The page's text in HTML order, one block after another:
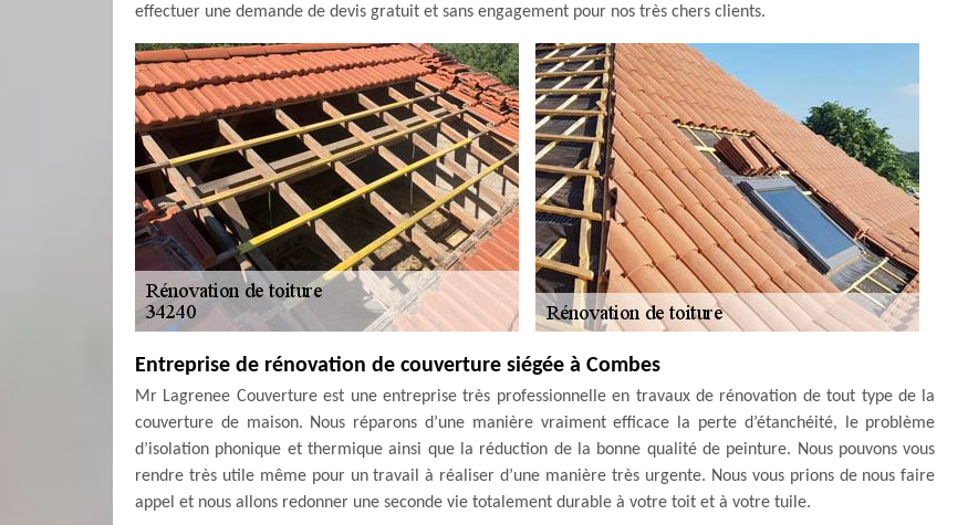
effectuer une demande de devis gratuit et sans engagement pour nos très chers clients.
Entreprise de rénovation de couverture siégée à Combes
Mr Lagrenee Couverture est une entreprise très professionnelle en travaux de rénovation de tout type de la
couverture de maison. Nous réparons d’une manière vraiment efficace la perte d’étanchéité, le problème
d’isolation phonique et thermique ainsi que la réduction de la bonne qualité de peinture. Nous pouvons vous
rendre très utile même pour un travail à réaliser d’une manière très urgente. Nous vous prions de nous faire
appel et nous allons redonner une seconde vie totalement durable à votre toit et à votre tuile.